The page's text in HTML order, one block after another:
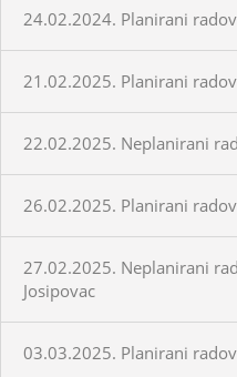
24.02.2024. Planirani
21.02.2025. Planirani
22.02.2025. Neplanirani
26.02.2025. Planirani
27.02.2025. Neplanirani
Josipovac
03.03.2025. Planirani